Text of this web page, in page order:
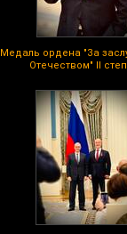
Медаль ордена "За
Отечеством" II